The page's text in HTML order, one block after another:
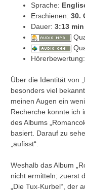
Sprache:
Erschienen: 30.
Dauer: 3:13 min
Über die Identität von
besonders viel
meinen Augen ein
Recherche konnte ich
des Albums
basiert. Darauf zu
„aufisst“.
Weshalb das Album
nicht ermitteln; zuerst
„Die Tux-Kurbel“, der